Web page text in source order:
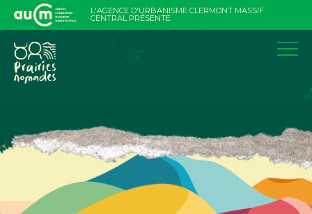
L'AGENCE D'URBANISME CLERMONT MASSIF
CENTRAL PRÉSENTE
contenu